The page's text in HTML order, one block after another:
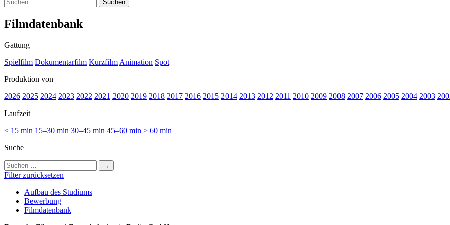
nach:
Film­da­ten­bank
Gattung
Spielfilm Dokumentarfilm Kurzfilm Animation Spot
Produktion von
2026 2025 2024 2023 2022 2021 2020 2019 2018 2017 2016 2015 2014 2013 2012 2011 2010 2009 2008 2007 2006 2005 2004 2003
Laufzeit
< 15 min 15–30 min 30–45 min 45–60 min > 60 min
Suche
Suchen
nach:
Filter zurücksetzen
Auf­bau des Stu­di­ums
Bewer­bung
Film­da­ten­bank